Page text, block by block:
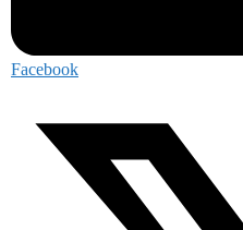
Facebook